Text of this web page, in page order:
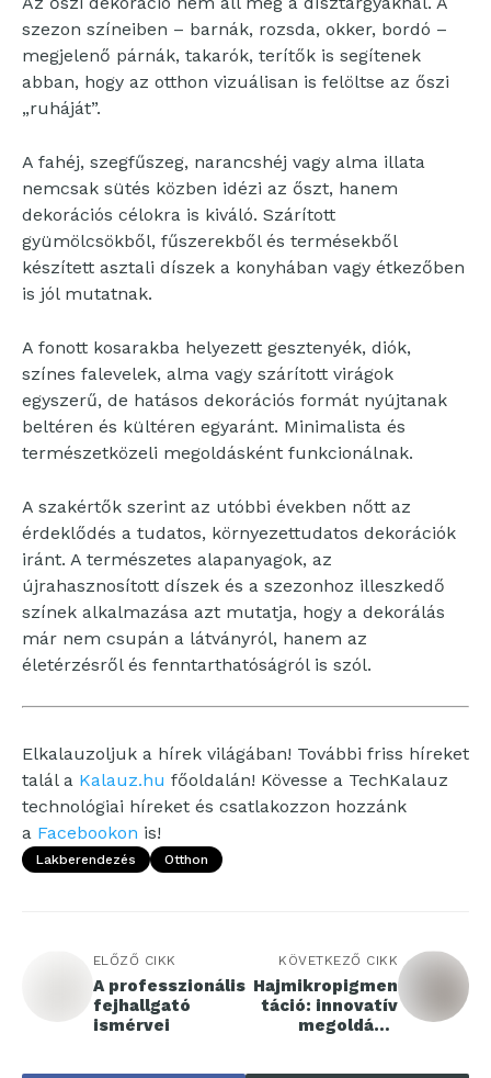
szezon színeiben – barnák, rozsda, okker, bordó –
megjelenő párnák, takarók, terítők is segítenek
abban, hogy az otthon vizuálisan is felöltse az őszi
„ruháját”.
A fahéj, szegfűszeg, narancshéj vagy alma illata
nemcsak sütés közben idézi az őszt, hanem
dekorációs célokra is kiváló. Szárított
gyümölcsökből, fűszerekből és termésekből
készített asztali díszek a konyhában vagy étkezőben
is jól mutatnak.
A fonott kosarakba helyezett gesztenyék, diók,
színes falevelek, alma vagy szárított virágok
egyszerű, de hatásos dekorációs formát nyújtanak
beltéren és kültéren egyaránt. Minimalista és
természetközeli megoldásként funkcionálnak.
A szakértők szerint az utóbbi években nőtt az
érdeklődés a tudatos, környezettudatos dekorációk
iránt. A természetes alapanyagok, az
újrahasznosított díszek és a szezonhoz illeszkedő
színek alkalmazása azt mutatja, hogy a dekorálás
már nem csupán a látványról, hanem az
életérzésről és fenntarthatóságról is szól.
Elkalauzoljuk a hírek világában! További friss híreket
talál a Kalauz.hu főoldalán! Kövesse a TechKalauz
technológiai híreket és csatlakozzon hozzánk
a Facebookon is!
Lakberendezés Otthon
ELŐZŐ CIKK
A professzionális
fejhallgató
ismérvei
KÖVETKEZŐ CIKK
Hajmikropigmen
táció: innovatív
megoldás a